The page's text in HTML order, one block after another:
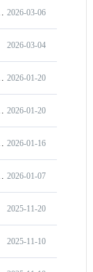
2026-03-06
2026-03-04
2026-01-20
2026-01-20
2026-01-16
2026-01-07
2025-11-20
2025-11-10